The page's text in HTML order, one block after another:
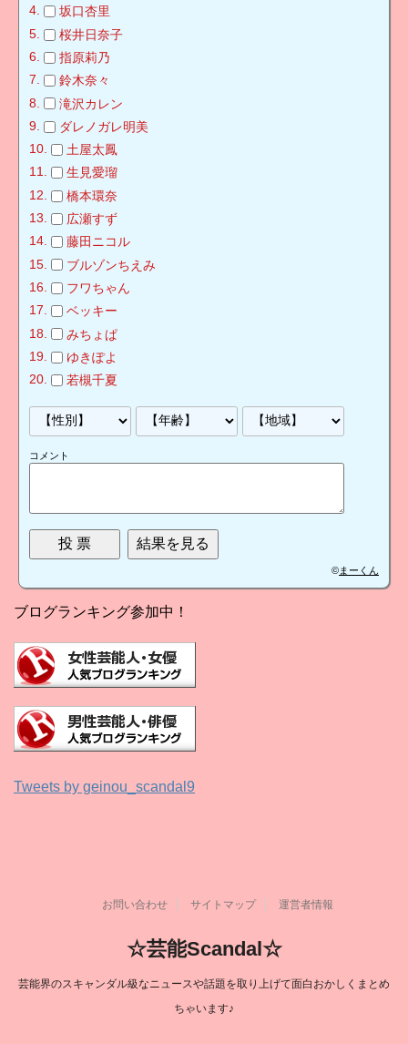
坂口杏里
桜井日奈子
指原莉乃
鈴木奈々
滝沢カレン
ダレノガレ明美
土屋太鳳
生見愛瑠
橋本環奈
広瀬すず
藤田ニコル
ブルゾンちえみ
フワちゃん
ベッキー
みちょぱ
ゆきぽよ
若槻千夏
コメント
©まーくん
ブログランキング参加中！
Tweets by geinou_scandal9
お問い合わせ サイトマップ 運営者情報
☆芸能Scandal☆
芸能界のスキャンダル級なニュースや話題を取り上げて面白おかしくまとめ
ちゃいます♪